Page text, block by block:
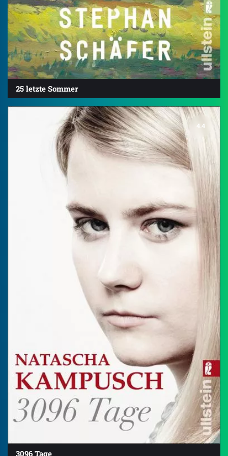
25 letzte Sommer
4.4
3096 Tage